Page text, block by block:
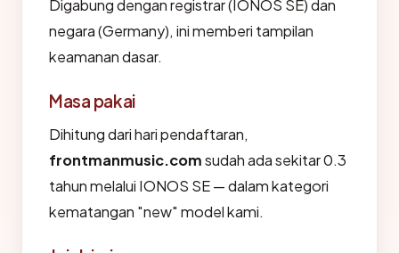
Digabung dengan registrar (IONOS SE) dan
negara (Germany), ini memberi tampilan
keamanan dasar.
Masa pakai
Dihitung dari hari pendaftaran,
frontmanmusic.comsudah ada sekitar 0.3
tahun melalui IONOS SE — dalam kategori
kematangan "new" model kami.